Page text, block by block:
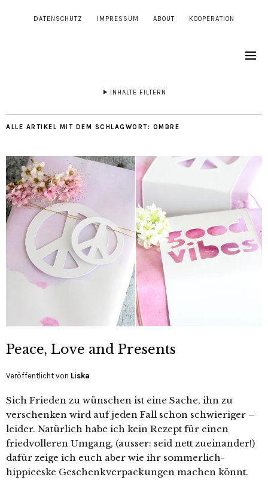
DATENSCHUTZ IMPRESSUM ABOUT KOOPERATION
INHALTE FILTERN
ALLE ARTIKEL MIT DEM SCHLAGWORT: OMBRE
Peace, Love and Presents
Veröffentlicht von Liska
Sich Frieden zu wünschen ist eine Sache, ihn zu
verschenken wird auf jeden Fall schon schwieriger –
leider. Natürlich habe ich kein Rezept für einen
friedvolleren Umgang, (ausser: seid nett zueinander!)
dafür zeige ich euch aber wie ihr sommerlich-
hippieeske Geschenkverpackungen machen könnt.